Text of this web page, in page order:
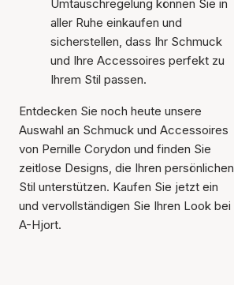
Umtauschregelung können Sie in
aller Ruhe einkaufen und
sicherstellen, dass Ihr Schmuck
und Ihre Accessoires perfekt zu
Ihrem Stil passen.
Entdecken Sie noch heute unsere
Auswahl an Schmuck und Accessoires
von Pernille Corydon und finden Sie
zeitlose Designs, die Ihren persönlichen
Stil unterstützen. Kaufen Sie jetzt ein
und vervollständigen Sie Ihren Look bei
A-Hjort.